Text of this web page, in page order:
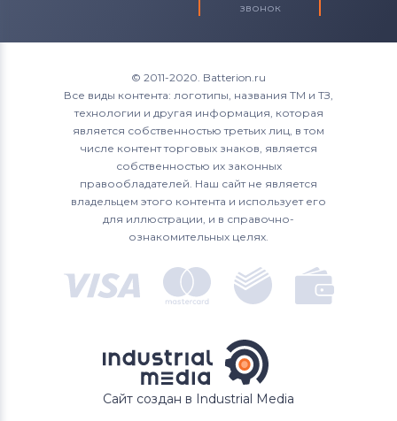
звонок
© 2011-2020. Batterion.ru
Все виды контента: логотипы, названия ТМ и ТЗ,
технологии и другая информация, которая
является собственностью третьих лиц, в том
числе контент торговых знаков, является
собственностью их законных
правообладателей. Наш сайт не является
владельцем этого контента и использует его
для иллюстрации, и в справочно-
ознакомительных целях.
Сайт создан в Industrial Media